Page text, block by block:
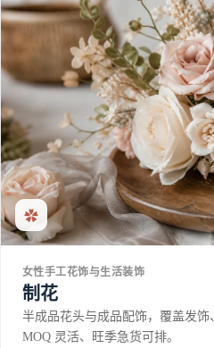
✿
女性手工花饰与生活装饰
制花
半成品花头与成品配饰，覆盖发饰
MOQ 灵活、旺季急货可排。